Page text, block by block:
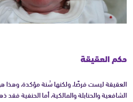
حكم العقيقة
العقيقة ليست فرضًا، ولكنها سُنة مؤكدة، وهذا
الشافعية والحنابلة والمالكية، أما الحنفية فقد